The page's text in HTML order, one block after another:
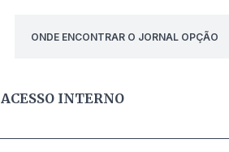
ONDE ENCONTRAR O JORNAL OPÇÃO
ACESSO INTERNO